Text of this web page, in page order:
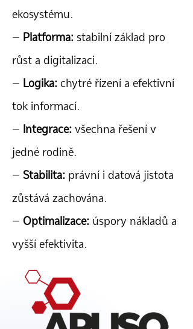
ekosystému.
– Platforma: stabilní základ pro
růst a digitalizaci.
– Logika: chytré řízení a efektivní
tok informací.
– Integrace: všechna řešení v
jedné rodině.
– Stabilita: právní i datová jistota
zůstává zachována.
– Optimalizace: úspory nákladů a
vyšší efektivita.